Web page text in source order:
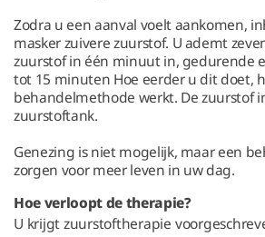
Zodra u een aanval voelt aankomen,
masker zuivere zuurstof. U ademt
zuurstof in één minuut in, gedurende
tot 15 minuten Hoe eerder u dit doet,
behandelmethode werkt. De zuurstof
zuurstoftank.
Genezing is niet mogelijk, maar een
zorgen voor meer leven in uw dag.
Hoe verloopt de therapie?
U krijgt zuurstoftherapie